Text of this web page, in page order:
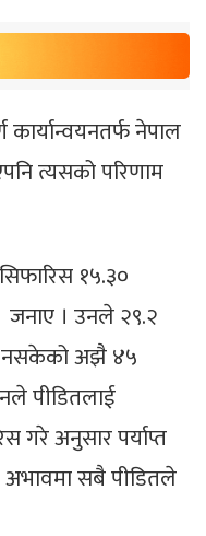
नेपाल
त्यसको परिणाम
१५.३०
जनाए । उनले २९.२
नसकेको अझै ४५
पीडितलाई
गरे अनुसार पर्याप्त
सबै पीडितले